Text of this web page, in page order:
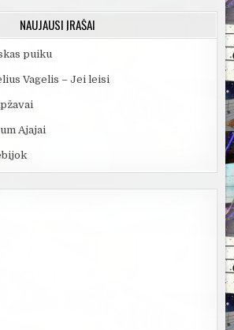
NAUJAUSI ĮRAŠAI
puiku
Vagelis – Jei leisi
Ajajai